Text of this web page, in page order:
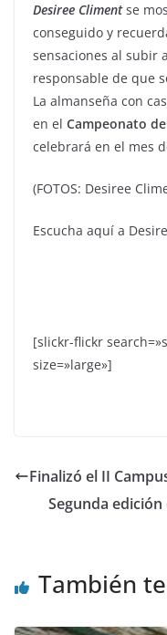
Desiree Climentse
conseguido y
sensaciones al subir
responsable de que
La almanseña con
en el Campeonato
celebrará en el mes
(FOTOS: Desiree
Escucha aquí a
[slickr-flickr
size=»large»]
Finalizó el II
Segunda edición
También